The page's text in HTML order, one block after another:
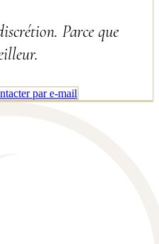
Parce que
par e-mail